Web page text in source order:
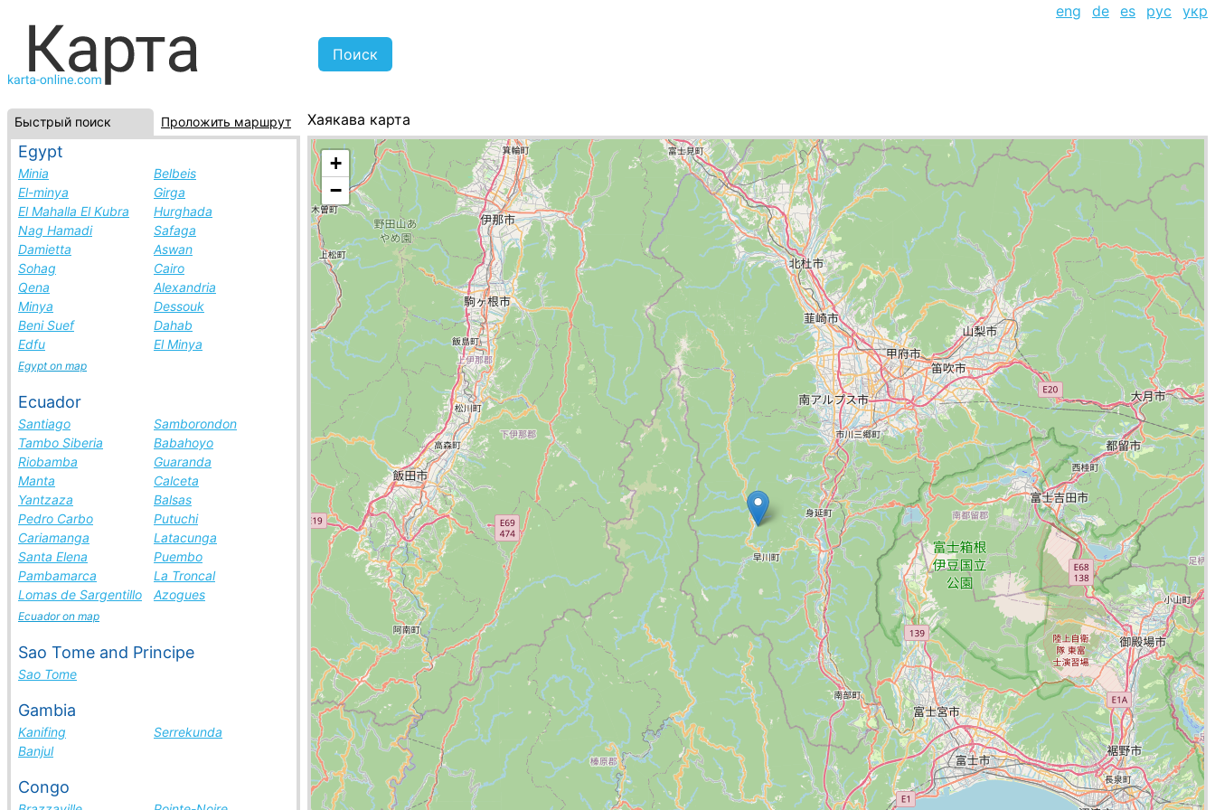
eng de es рус укр
Быстрый поиск Проложить маршрут
Egypt
Minia
Belbeis
El-minya
Girga
El Mahalla El Kubra
Hurghada
Nag Hamadi
Safaga
Damietta
Aswan
Sohag
Cairo
Qena
Alexandria
Minya
Dessouk
Beni Suef
Dahab
Edfu
El Minya
Egypt on map
Ecuador
Santiago
Samborondon
Tambo Siberia
Babahoyo
Riobamba
Guaranda
Manta
Calceta
Yantzaza
Balsas
Pedro Carbo
Putuchi
Cariamanga
Latacunga
Santa Elena
Puembo
Pambamarca
La Troncal
Lomas de Sargentillo
Azogues
Ecuador on map
Sao Tome and Principe
Sao Tome
Gambia
Kanifing
Serrekunda
Banjul
Congo
Хаякава карта
Япония, список городов
+
−